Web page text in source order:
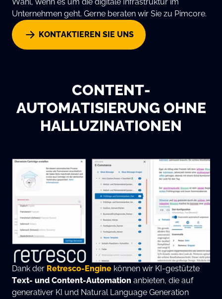
Unternehmen geht. Gerne beraten wir Sie zu Pimcore.
KONTAKTIEREN SIE UNS
CONTENT-
AUTOMATISIERUNG OHNE
HALLUZINATIONEN
Dank der Retresco-Engine können wir KI-gestützte
Text- und Content-Automation anbieten, die auf
generativer KI und Natural Language Generation